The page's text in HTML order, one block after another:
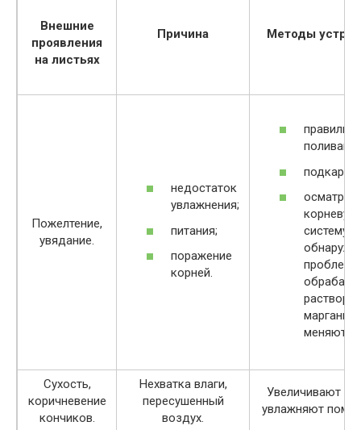
Внешние
проявления
на листьях
Причина Методы
Пожелтение,
увядание.
недостаток
увлажнения;
питания;
поражение
корней.
поливают;
корневую
систему,
проблем,
меняют
Сухость,
коричневение
кончиков.
Нехватка влаги,
пересушенный
воздух.
Увеличивают
увлажняют